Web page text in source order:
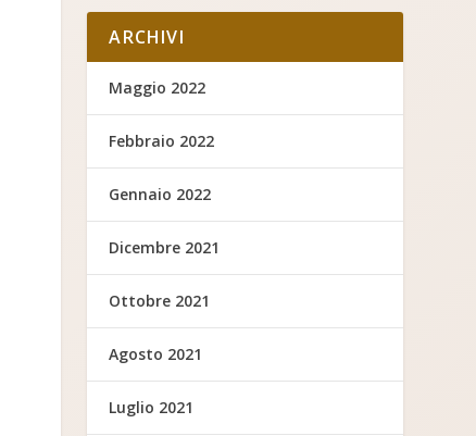
ARCHIVI
Maggio 2022
Febbraio 2022
Gennaio 2022
Dicembre 2021
Ottobre 2021
Agosto 2021
Luglio 2021